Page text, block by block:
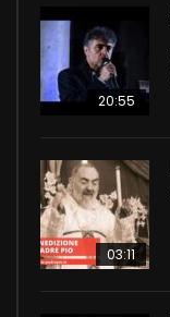
20:55
03:11